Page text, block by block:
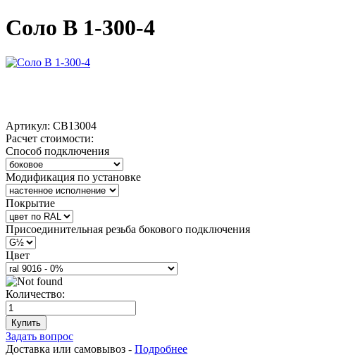
Соло В 1-300-4
Артикул: СВ13004
Расчет стоимости:
Способ подключения
Модификация по установке
Покрытие
Присоединительная резьба бокового подключения
Цвет
Количество:
Купить
Задать вопрос
Доставка или самовывоз - Подробнее